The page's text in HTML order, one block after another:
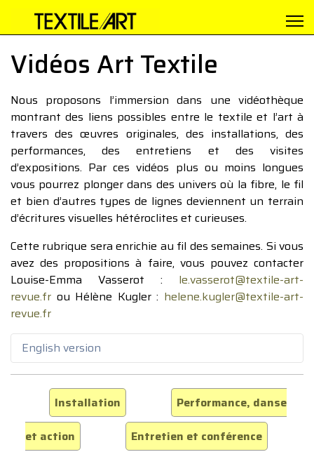
Vidéos Art Textile
Nous proposons l’immersion dans une vidéothèque
montrant des liens possibles entre le textile et l’art à
travers des œuvres originales, des installations, des
performances, des entretiens et des visites
d’expositions. Par ces vidéos plus ou moins longues
vous pourrez plonger dans des univers où la fibre, le fil
et bien d’autres types de lignes deviennent un terrain
d’écritures visuelles hétéroclites et curieuses.
Cette rubrique sera enrichie au fil des semaines. Si vous
avez des propositions à faire, vous pouvez contacter
Louise-Emma Vasserot : le.vasserot@textile-art-
revue.fr ou Hélène Kugler : helene.kugler@textile-art-
revue.fr
English version
Installation
Performance, danse
et action
Entretien et conférence